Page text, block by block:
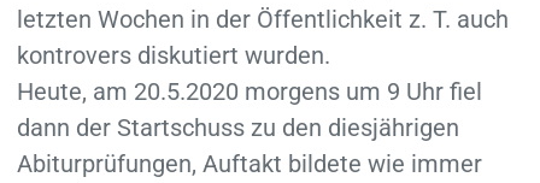
letzten Wochen in der Öffentlichkeit z. T. auch
kontrovers diskutiert wurden.
Heute, am 20.5.2020 morgens um 9 Uhr fiel
dann der Startschuss zu den diesjährigen
Abiturprüfungen, Auftakt bildete wie immer